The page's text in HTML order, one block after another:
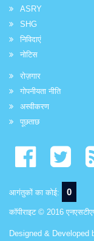
ASRY
SHG
निविदाएं
नोटिस
रोज़गार
गोपनीयता नीति
अस्वीकरण
पूछताछ
आगंतुकों का कोई: 0
कॉपीराइट © 2016
Designed & Developed